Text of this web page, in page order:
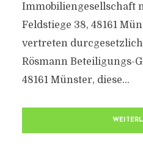
Immobiliengesellschaft
Feldstiege 38, 48161
vertreten
Rösmann Beteiligungs-
48161 Münster, diese...